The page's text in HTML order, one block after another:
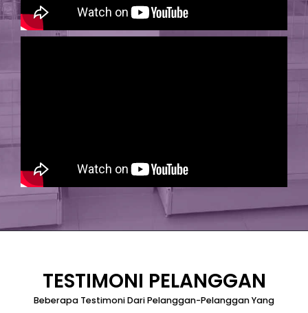
TESTIMONI PELANGGAN
Beberapa Testimoni Dari Pelanggan-Pelanggan Yang